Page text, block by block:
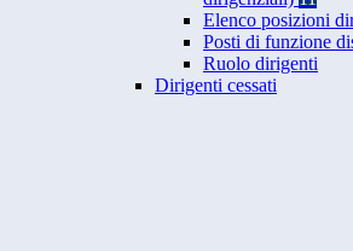
Elenco posizioni
Posti di funzione
Ruolo dirigenti
Dirigenti cessati